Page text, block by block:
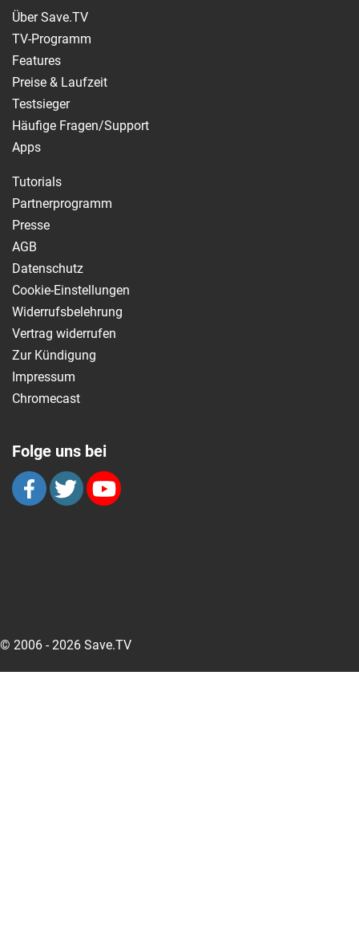
Über Save.TV
TV-Programm
Features
Preise & Laufzeit
Testsieger
Häufige Fragen/Support
Apps
Tutorials
Partnerprogramm
Presse
AGB
Datenschutz
Cookie-Einstellungen
Widerrufsbelehrung
Vertrag widerrufen
Zur Kündigung
Impressum
Chromecast
Folge uns bei
© 2006 - 2026 Save.TV